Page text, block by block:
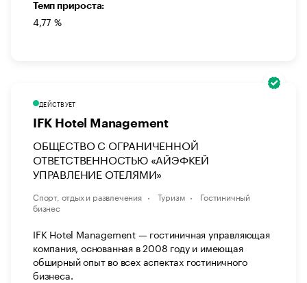
Темп прироста:
4,77 %
ДЕЙСТВУЕТ
IFK Hotel Management
ОБЩЕСТВО С ОГРАНИЧЕННОЙ
ОТВЕТСТВЕННОСТЬЮ «АЙЭФКЕЙ
УПРАВЛЕНИЕ ОТЕЛЯМИ»
Спорт, отдых и развлечения Туризм
Гостиничный
бизнес
IFK Hotel Management — гостиничная управляющая
компания, основанная в 2008 году и имеющая
обширный опыт во всех аспектах гостиничного
бизнеса.